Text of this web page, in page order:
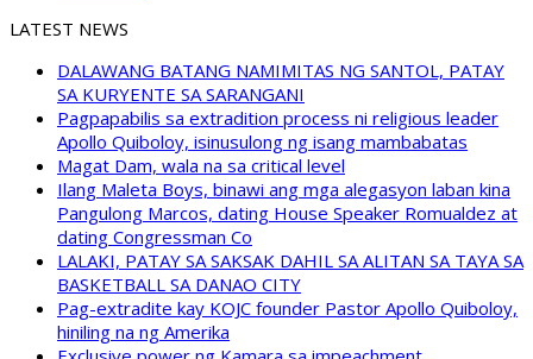
LATEST NEWS
DALAWANG BATANG NAMIMITAS NG SANTOL, PATAY
SA KURYENTE SA SARANGANI
Pagpapabilis sa extradition process ni religious leader
Apollo Quiboloy, isinusulong ng isang mambabatas
Magat Dam, wala na sa critical level
Ilang Maleta Boys, binawi ang mga alegasyon laban kina
Pangulong Marcos, dating House Speaker Romualdez at
dating Congressman Co
LALAKI, PATAY SA SAKSAK DAHIL SA ALITAN SA TAYA SA
BASKETBALL SA DANAO CITY
Pag-extradite kay KOJC founder Pastor Apollo Quiboloy,
hiniling na ng Amerika